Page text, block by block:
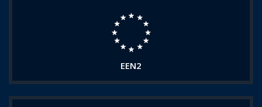
EEN2